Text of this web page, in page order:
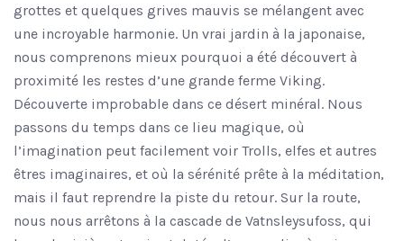
grottes et quelques grives mauvis se mélangent avec
une incroyable harmonie. Un vrai jardin à la japonaise,
nous comprenons mieux pourquoi a été découvert à
proximité les restes d’une grande ferme Viking.
Découverte improbable dans ce désert minéral. Nous
passons du temps dans ce lieu magique, où
l’imagination peut facilement voir Trolls, elfes et autres
êtres imaginaires, et où la sérénité prête à la méditation,
mais il faut reprendre la piste du retour. Sur la route,
nous nous arrêtons à la cascade de Vatnsleysufoss, qui